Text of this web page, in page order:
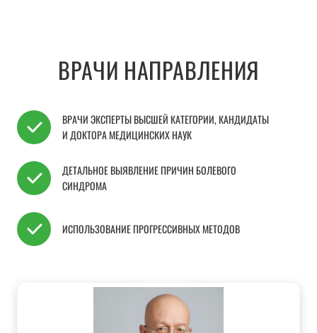
ВРАЧИ НАПРАВЛЕНИЯ
ВРАЧИ ЭКСПЕРТЫ ВЫСШЕЙ КАТЕГОРИИ, КАНДИДАТЫ
И ДОКТОРА МЕДИЦИНСКИХ НАУК
ДЕТАЛЬНОЕ ВЫЯВЛЕНИЕ ПРИЧИН БОЛЕВОГО
СИНДРОМА
ИСПОЛЬЗОВАНИЕ ПРОГРЕССИВНЫХ МЕТОДОВ